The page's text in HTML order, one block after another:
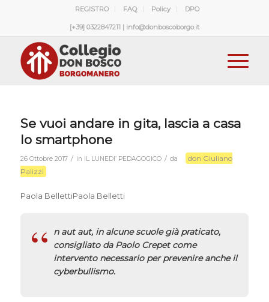
REGISTRO FAQ Policy DPO
[+39] 0322847211 | info@donboscoborgo.it
Se vuoi andare in gita, lascia a casa
lo smartphone
26 Ottobre 2017 / in IL LUNEDI’ PEDAGOGICO / da
don Giuliano
Palizzi
Paola BellettiPaola Belletti
n aut aut, in alcune scuole già praticato,
consigliato da Paolo Crepet come
intervento necessario per prevenire anche il
cyberbullismo.